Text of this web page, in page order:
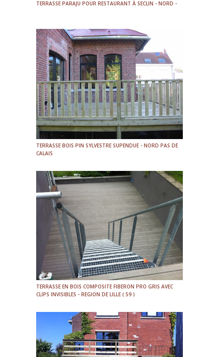
TERRASSE PARAJU POUR RESTAURANT À SECLIN - NORD -
TERRASSE BOIS PIN SYLVESTRE SUPENDUE - NORD PAS DE
CALAIS
TERRASSE EN BOIS COMPOSITE FIBERON PRO GRIS AVEC
CLIPS INVISIBLES - REGION DE LILLE ( 59 )